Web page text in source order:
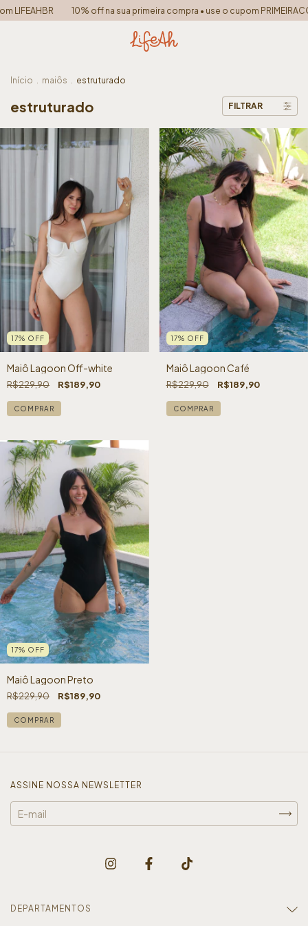
LIFEAHBR 10% off na sua primeira compra • use o cupom
Início . maiôs . estruturado
estruturado FILTRAR
17% OFF
Maiô Lagoon Off-white
R$229,90 R$189,90
COMPRAR
17% OFF
Maiô Lagoon Café
R$229,90 R$189,90
COMPRAR
17% OFF
Maiô Lagoon Preto
R$229,90 R$189,90
COMPRAR
ASSINE NOSSA NEWSLETTER
DEPARTAMENTOS